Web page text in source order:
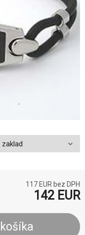
117 EUR bez DPH
142 EUR